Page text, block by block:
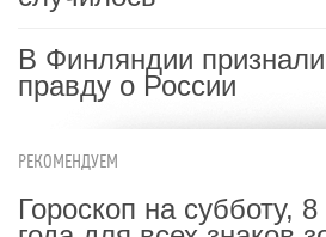
В Финляндии
правду о России
РЕКОМЕНДУЕМ
Гороскоп на субботу,